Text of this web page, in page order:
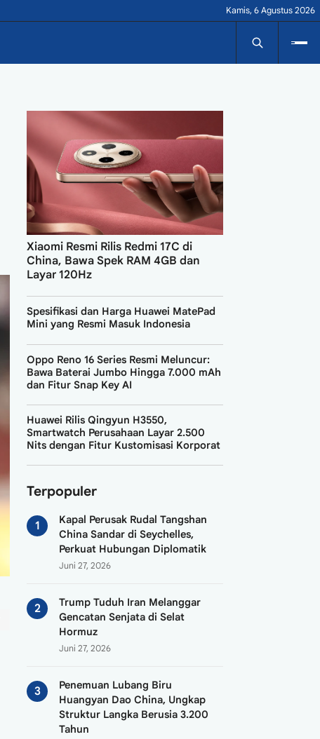
Kamis, 6 Agustus 2026
Xiaomi Resmi Rilis Redmi 17C di
China, Bawa Spek RAM 4GB dan
Layar 120Hz
Spesifikasi dan Harga Huawei MatePad
Mini yang Resmi Masuk Indonesia
Oppo Reno 16 Series Resmi Meluncur:
Bawa Baterai Jumbo Hingga 7.000 mAh
dan Fitur Snap Key AI
Huawei Rilis Qingyun H3550,
Smartwatch Perusahaan Layar 2.500
Nits dengan Fitur Kustomisasi Korporat
Terpopuler
Kapal Perusak Rudal Tangshan
China Sandar di Seychelles,
Perkuat Hubungan Diplomatik
Juni 27, 2026
Trump Tuduh Iran Melanggar
Gencatan Senjata di Selat
Hormuz
Juni 27, 2026
Penemuan Lubang Biru
Huangyan Dao China, Ungkap
Struktur Langka Berusia 3.200
Tahun